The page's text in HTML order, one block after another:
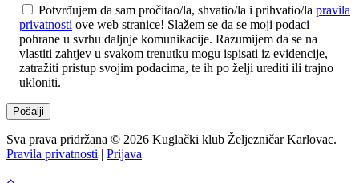
Potvrđujem da sam pročitao/la, shvatio/la i prihvatio/la pravila
privatnosti ove web stranice! Slažem se da se moji podaci
pohrane u svrhu daljnje komunikacije. Razumijem da se na
vlastiti zahtjev u svakom trenutku mogu ispisati iz evidencije,
zatražiti pristup svojim podacima, te ih po želji urediti ili trajno
ukloniti.
Sva prava pridržana © 2026 Kuglački klub Željezničar Karlovac. |
Pravila privatnosti
Prijava